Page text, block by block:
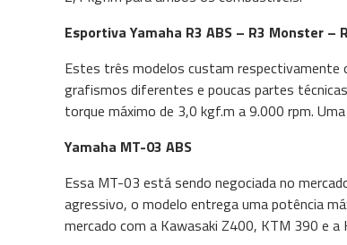
Esportiva Yamaha R3 ABS – R3 Monster –
Estes três modelos custam respectivamente
grafismos diferentes e poucas partes
torque máximo de 3,0 kgf.m a 9.000 rpm.
Yamaha MT-03 ABS
Essa MT-03 está sendo negociada no
agressivo, o modelo entrega uma potência
mercado com a Kawasaki Z400, KTM 390 e a